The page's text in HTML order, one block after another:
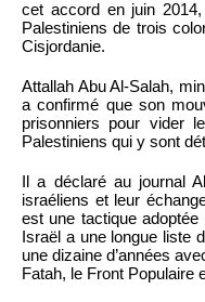
cet accord en juin
Palestiniens de trois
Cisjordanie.
Attallah Abu Al-Salah,
a confirmé que son
prisonniers pour vider
Palestiniens qui y sont
Il a déclaré au journal
israéliens et leur
est une tactique
Israël a une longue liste
une dizaine d’années
Fatah, le Front Populaire